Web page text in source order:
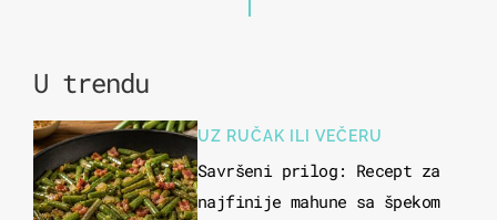
U trendu
UZ RUČAK ILI VEČERU
Savršeni prilog: Recept za
najfinije mahune sa špekom